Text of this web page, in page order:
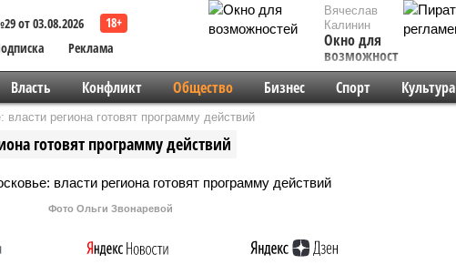
от 03.08.2026
Реклама
Вячеслав
Калинин
Окно для
возможностей
Власть Конфликт Общество Бизнес Спорт Культура
региона готовят программу действий
готовят программу действий
Фото Ольги Звонаревой